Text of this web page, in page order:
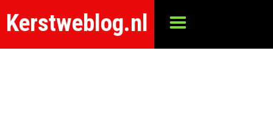
Kerstweblog.nl